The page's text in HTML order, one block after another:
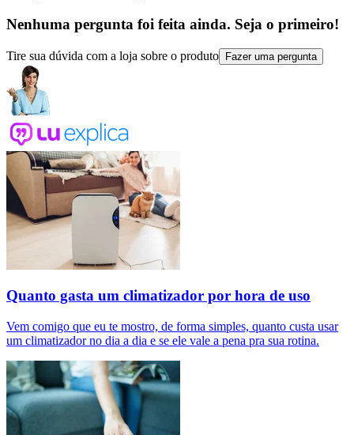
Nenhuma pergunta foi feita ainda. Seja o primeiro!
Tire sua dúvida com a loja sobre o produto Fazer uma pergunta
Quanto gasta um climatizador por hora de uso
Vem comigo que eu te mostro, de forma simples, quanto custa usar
um climatizador no dia a dia e se ele vale a pena pra sua rotina.